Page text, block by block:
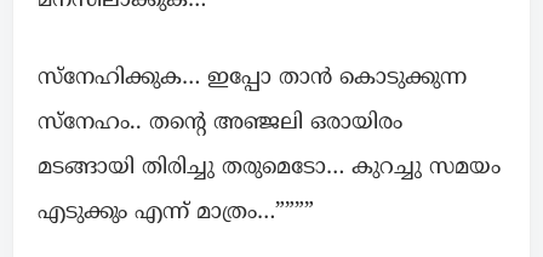
സ്നേഹിക്കുക… ഇപ്പോ താൻ കൊടുക്കുന്ന
സ്നേഹം.. തന്റെ അഞ്ജലി ഒരായിരം
മടങ്ങായി തിരിച്ചു തരുമെടോ… കുറച്ചു സമയം
എടുക്കും എന്ന് മാത്രം…””””